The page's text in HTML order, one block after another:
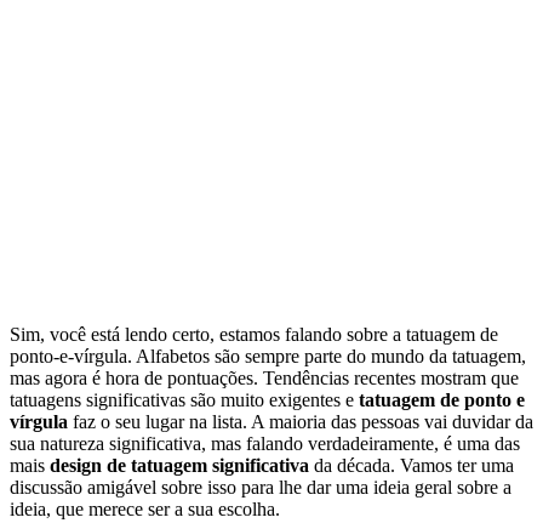
Sim, você está lendo certo, estamos falando sobre a tatuagem de
ponto-e-vírgula. Alfabetos são sempre parte do mundo da tatuagem,
mas agora é hora de pontuações. Tendências recentes mostram que
tatuagens significativas são muito exigentes e tatuagem de ponto e
vírgula faz o seu lugar na lista. A maioria das pessoas vai duvidar da
sua natureza significativa, mas falando verdadeiramente, é uma das
mais design de tatuagem significativa da década. Vamos ter uma
discussão amigável sobre isso para lhe dar uma ideia geral sobre a
ideia, que merece ser a sua escolha.